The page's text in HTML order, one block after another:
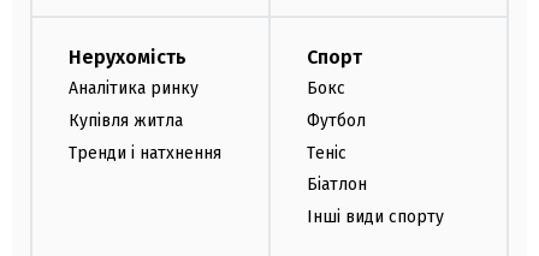
Нерухомість
Аналітика ринку
Купівля житла
Тренди і натхнення
Спорт
Бокс
Футбол
Теніс
Біатлон
Інші види спорту